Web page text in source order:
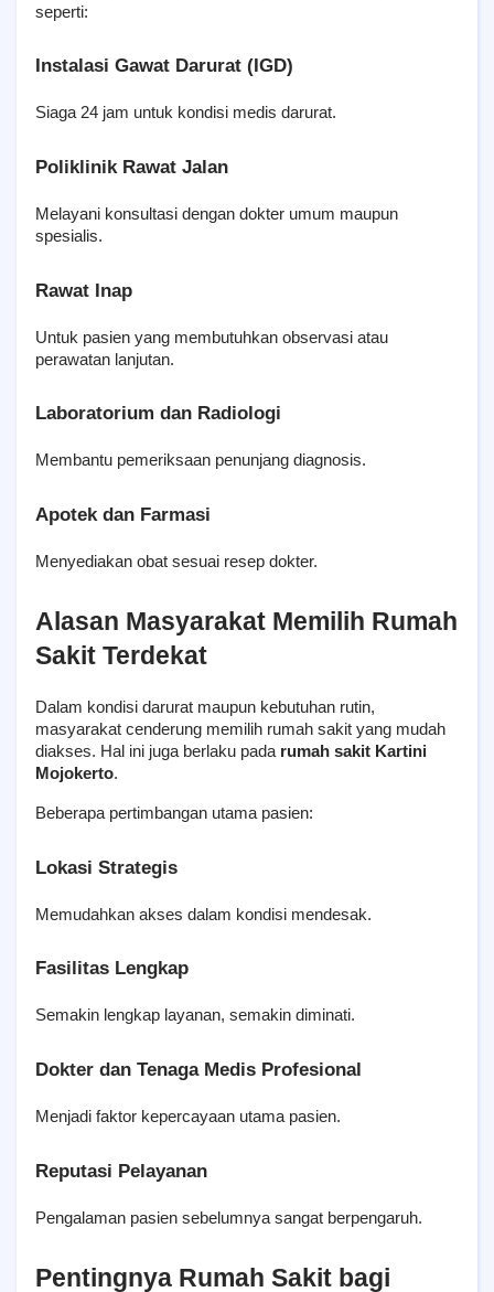
seperti:
Instalasi Gawat Darurat (IGD)
Siaga 24 jam untuk kondisi medis darurat.
Poliklinik Rawat Jalan
Melayani konsultasi dengan dokter umum maupun
spesialis.
Rawat Inap
Untuk pasien yang membutuhkan observasi atau
perawatan lanjutan.
Laboratorium dan Radiologi
Membantu pemeriksaan penunjang diagnosis.
Apotek dan Farmasi
Menyediakan obat sesuai resep dokter.
Alasan Masyarakat Memilih Rumah
Sakit Terdekat
Dalam kondisi darurat maupun kebutuhan rutin,
masyarakat cenderung memilih rumah sakit yang mudah
diakses. Hal ini juga berlaku pada rumah sakit Kartini
Mojokerto.
Beberapa pertimbangan utama pasien:
Lokasi Strategis
Memudahkan akses dalam kondisi mendesak.
Fasilitas Lengkap
Semakin lengkap layanan, semakin diminati.
Dokter dan Tenaga Medis Profesional
Menjadi faktor kepercayaan utama pasien.
Reputasi Pelayanan
Pengalaman pasien sebelumnya sangat berpengaruh.
Pentingnya Rumah Sakit bagi